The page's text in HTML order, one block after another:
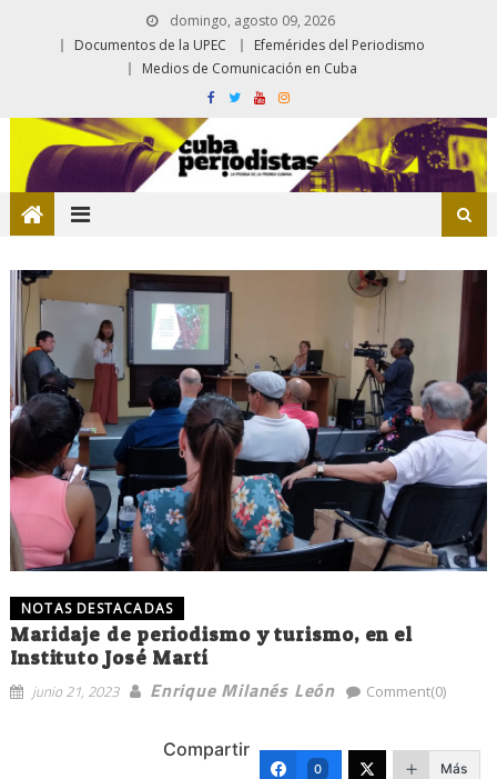
domingo, agosto 09, 2026
Documentos de la UPEC
Efemérides del Periodismo
Medios de Comunicación en Cuba
NOTAS DESTACADAS
Maridaje de periodismo y turismo, en el
Instituto José Martí
junio 21, 2023 Enrique Milanés León Comment(0)
Compartir
0 Más